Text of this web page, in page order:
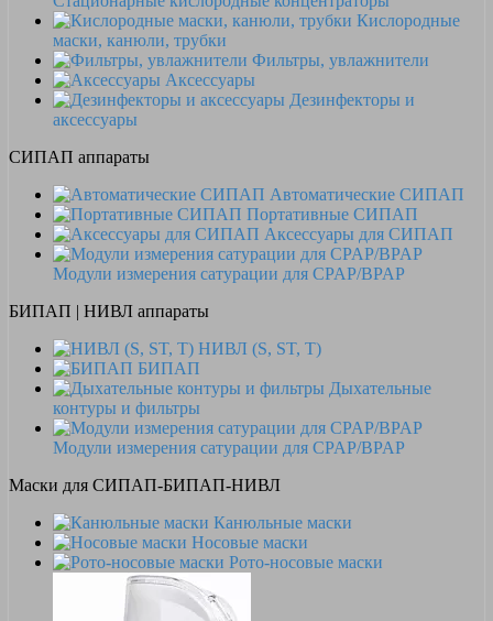
Кислородные
маски, канюли, трубки
Фильтры, увлажнители
Аксессуары
Дезинфекторы и
аксессуары
СИПАП аппараты
Автоматические СИПАП
Портативные СИПАП
Аксессуары для СИПАП
Модули измерения сатурации для CPAP/BPAP
БИПАП | НИВЛ аппараты
НИВЛ (S, ST, T)
БИПАП
Дыхательные
контуры и фильтры
Модули измерения сатурации для CPAP/BPAP
Маски для СИПАП-БИПАП-НИВЛ
Канюльные маски
Носовые маски
Рото-носовые маски